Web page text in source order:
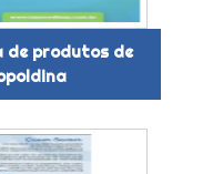
de produtos de